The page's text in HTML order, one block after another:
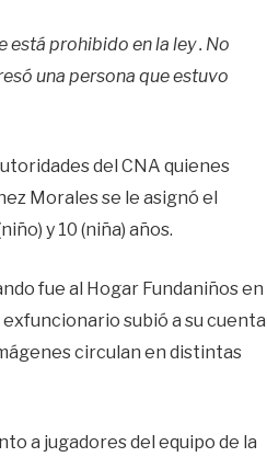
está prohibido en la ley . No
una persona que estuvo
del CNA quienes
Morales se le asignó el
y 10 (niña) años.
fue al Hogar Fundaniños en
exfuncionario subió a su cuenta
circulan en distintas
a jugadores del equipo de la